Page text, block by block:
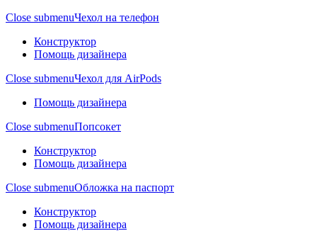
Close submenuЧехол на телефон
Конструктор
Помощь дизайнера
Close submenuЧехол для AirPods
Помощь дизайнера
Close submenuПопсокет
Конструктор
Помощь дизайнера
Close submenuОбложка на паспорт
Конструктор
Помощь дизайнера